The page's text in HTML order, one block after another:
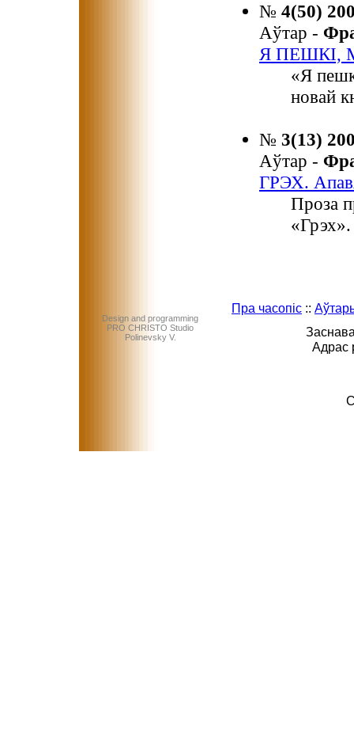
№ 4(50)
Аўтар -
Я ПЕШКІ,
«Я
новай
№ 3(13)
Аўтар -
ГРЭХ.
Проза
«Грэх».
Design and programming
PRO CHRISTO Studio
Polinevsky V.
Пра часопіс ::
Адрас